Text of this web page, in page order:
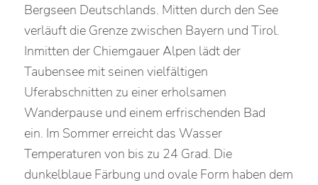
Bergseen Deutschlands. Mitten durch den See
verläuft die Grenze zwischen Bayern und Tirol.
Inmitten der Chiemgauer Alpen lädt der
Taubensee mit seinen vielfältigen
Uferabschnitten zu einer erholsamen
Wanderpause und einem erfrischenden Bad
ein. Im Sommer erreicht das Wasser
Temperaturen von bis zu 24 Grad. Die
dunkelblaue Färbung und ovale Form haben dem